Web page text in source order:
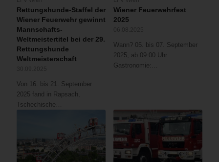
Rettungshunde-Staffel der
Wiener Feuerwehr gewinnt
Mannschafts-
Weltmeistertitel bei der 29.
Rettungshunde
Weltmeisterschaft
Von 16. bis 21. September
2025 fand in Rapsach,
Tschechische…
Wiener Feuerwehrfest
2025
Wann? 05. bis 07. September
2025, ab 09:00 Uhr
Gastronomie:…